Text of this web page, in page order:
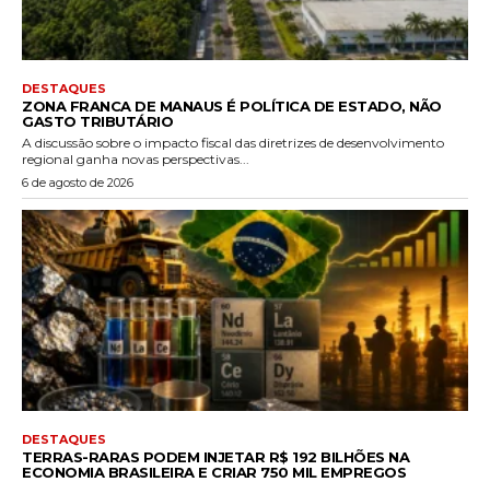
DESTAQUES
ZONA FRANCA DE MANAUS É POLÍTICA DE ESTADO, NÃO
GASTO TRIBUTÁRIO
A discussão sobre o impacto fiscal das diretrizes de desenvolvimento
regional ganha novas perspectivas...
6 de agosto de 2026
DESTAQUES
TERRAS-RARAS PODEM INJETAR R$ 192 BILHÕES NA
ECONOMIA BRASILEIRA E CRIAR 750 MIL EMPREGOS